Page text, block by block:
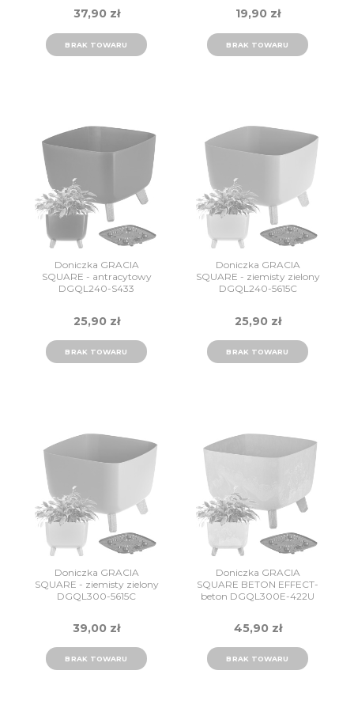
37,90 zł
BRAK TOWARU
19,90 zł
BRAK TOWARU
Doniczka GRACIA
SQUARE - antracytowy
DGQL240-S433
25,90 zł
BRAK TOWARU
Doniczka GRACIA
SQUARE - ziemisty zielony
DGQL240-5615C
25,90 zł
BRAK TOWARU
Doniczka GRACIA
SQUARE - ziemisty zielony
DGQL300-5615C
39,00 zł
BRAK TOWARU
Doniczka GRACIA
SQUARE BETON EFFECT-
beton DGQL300E-422U
45,90 zł
BRAK TOWARU